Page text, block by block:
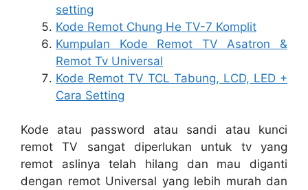
setting
Kode Remot Chung He TV-7 Komplit
Kumpulan Kode Remot TV Asatron &
Remot Tv Universal
Kode Remot TV TCL Tabung, LCD, LED +
Cara Setting
Kode atau password atau sandi atau kunci
remot TV sangat diperlukan untuk tv yang
remot aslinya telah hilang dan mau diganti
dengan remot Universal yang lebih murah dan